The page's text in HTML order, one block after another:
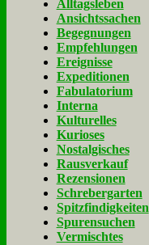
Alltagsleben
Ansichtssachen
Begegnungen
Empfehlungen
Ereignisse
Expeditionen
Fabulatorium
Interna
Kulturelles
Kurioses
Nostalgisches
Rausverkauf
Rezensionen
Schrebergarten
Spitzfindigkeiten
Spurensuchen
Vermischtes